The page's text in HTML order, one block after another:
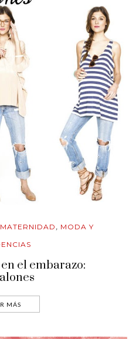
MATERNIDAD , MODA Y
el embarazo:
MÁS